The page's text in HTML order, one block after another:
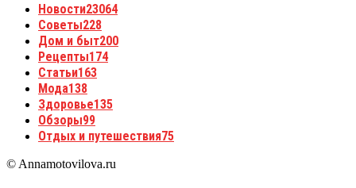
Новости23064
Советы228
Дом и быт200
Рецепты174
Статьи163
Мода138
Здоровье135
Обзоры99
Отдых и путешествия75
© Annamotovilova.ru